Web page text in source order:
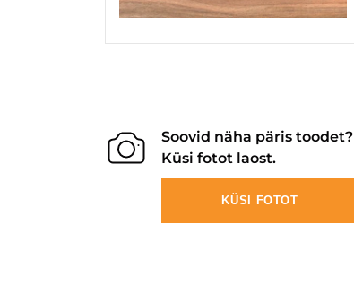
Soovid näha päris toodet?
Küsi fotot laost.
KÜSI FOTOT